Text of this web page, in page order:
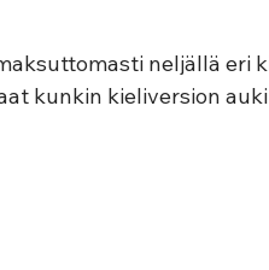
neljällä eri
kunkin kieliversion